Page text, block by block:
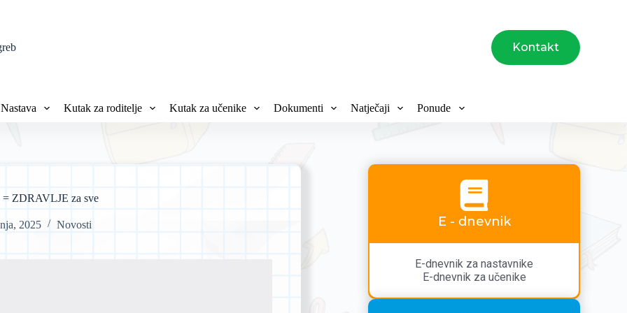
Kontakt
Nastava Kutak za roditelje Kutak za učenike Dokumenti Natječaji Ponude
= ZDRAVLJE za sve
2025 Novosti E - dnevnik
E-dnevnik za nastavnike
E-dnevnik za učenike